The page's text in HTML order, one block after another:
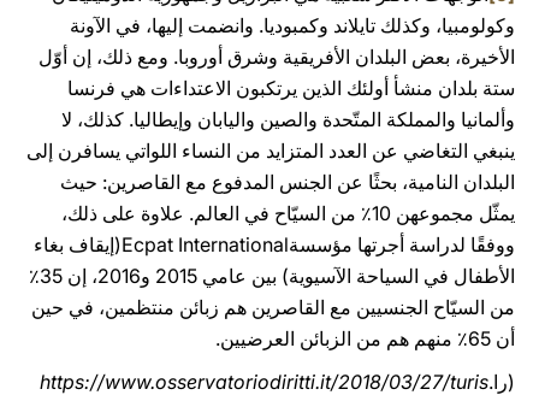
وكولومبيا، وكذلك تايلاند وكمبوديا. وانضمت إليها، في الآونة
الأخيرة، بعض البلدان الأفريقية وشرق أوروبا. ومع ذلك، إن أوّل
ستة بلدان منشأ أولئك الذين يرتكبون الاعتداءات هي فرنسا
وألمانيا والمملكة المتّحدة والصين واليابان وإيطاليا. كذلك، لا
ينبغي التغاضي عن العدد المتزايد من النساء اللواتي يسافرن إلى
البلدان النامية، بحثًا عن الجنس المدفوع مع القاصرين: حيث
يمثّل مجموعهن 10٪ من السيّاح في العالم. علاوة على ذلك،
ووفقًا لدراسة أجرتها مؤسسةEcpat International(إيقاف بغاء
الأطفال في السياحة الآسيوية) بين عامي 2015 و2016، إن 35٪
من السيّاح الجنسيين مع القاصرين هم زبائن منتظمين، في حين
أن 65٪ منهم هم من الزبائن العرضيين.
(را.https://www.osservatoriodiritti.it/2018/03/27/turis